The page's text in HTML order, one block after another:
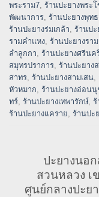
พระราม7, ร้านปะยางพระ
พัฒนาการ, ร้านปะยางพุท
ร้านปะยางร่มเกล้า, ร้านปะ
รามคำแหง, ร้านปะยางรา
ลำลูกกา, ร้านปะยางศรีนค
สมุทรปราการ, ร้านปะยาง
สาทร, ร้านปะยางสามเสน,
หัวหมาก, ร้านปะยางอ่อนนุ
ทร์, ร้านปะยางเทพารักษ์, ร้
ร้านปะยางแคราย, ร้านปะ
ปะยางนอ
สวนหลวง เ
ศูนย์กลางปะย